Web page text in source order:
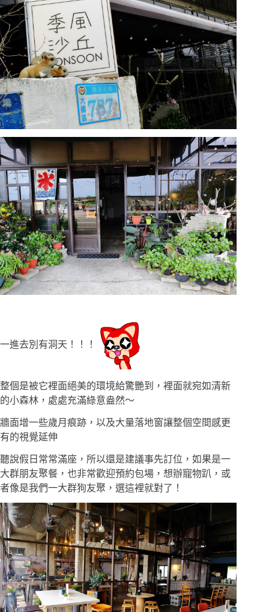
一進去別有洞天！！！
整個是被它裡面絕美的環境給驚艷到，裡面就宛如清新
的小森林，處處充滿綠意盎然〜
牆面增一些歲月痕跡，以及大量落地窗讓整個空間感更
有的視覺延伸
聽說假日常常滿座，所以還是建議事先訂位，如果是一
大群朋友聚餐，也非常歡迎預約包場，想辦寵物趴，或
者像是我們一大群狗友聚，選這裡就對了！